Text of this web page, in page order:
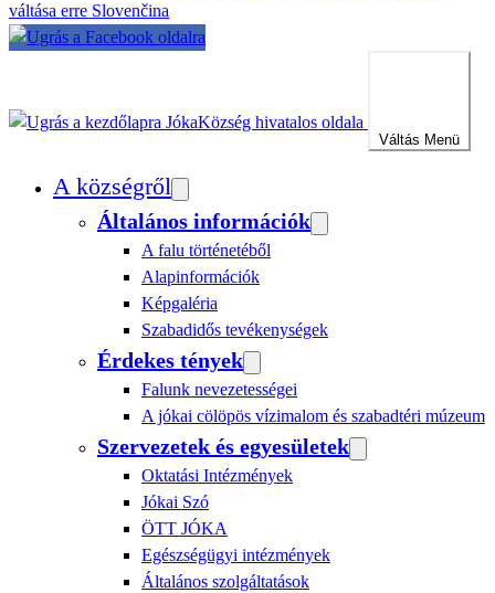
váltása erre Slovenčina
JókaKözség hivatalos oldala
Váltás Menü
A községről
Általános információk
A falu történetéből
Alapinformációk
Képgaléria
Szabadidős tevékenységek
Érdekes tények
Falunk nevezetességei
A jókai cölöpös vízimalom és szabadtéri múzeum
Szervezetek és egyesületek
Oktatási Intézmények
Jókai Szó
ÖTT JÓKA
Egészségügyi intézmények
Általános szolgáltatások